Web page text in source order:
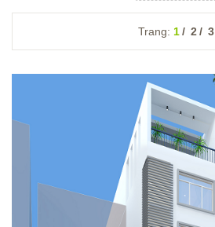
Trang: 1 2 3